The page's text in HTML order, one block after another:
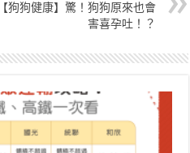
【狗狗健康】驚！狗狗原來也會
害喜孕吐！？